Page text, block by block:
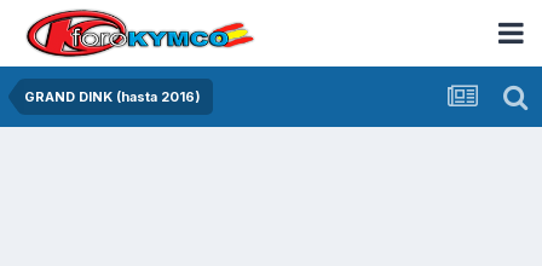
GRAND DINK (hasta 2016)